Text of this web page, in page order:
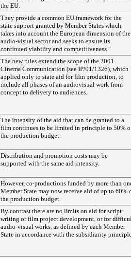
the EU.
They provide a common EU framework for the
state support granted by Member States which
takes into account the European dimension of the
audio-visual sector and seeks to ensure its
continued viability and competitiveness."
The new rules extend the scope of the 2001
Cinema Communication (see IP/01/1326), which
applied only to state aid for film production, to
include all phases of an audiovisual work from
concept to delivery to audiences.
The intensity of the aid that can be granted to a
film continues to be limited in principle to 50%
the production budget.
Distribution and promotion costs may be
supported with the same aid intensity.
However, co-productions funded by more than
Member State may now receive aid of up to 60%
the production budget.
By contrast there are no limits on aid for script
writing or film project development, or for
audio-visual works, as defined by each Member
State in accordance with the subsidiarity